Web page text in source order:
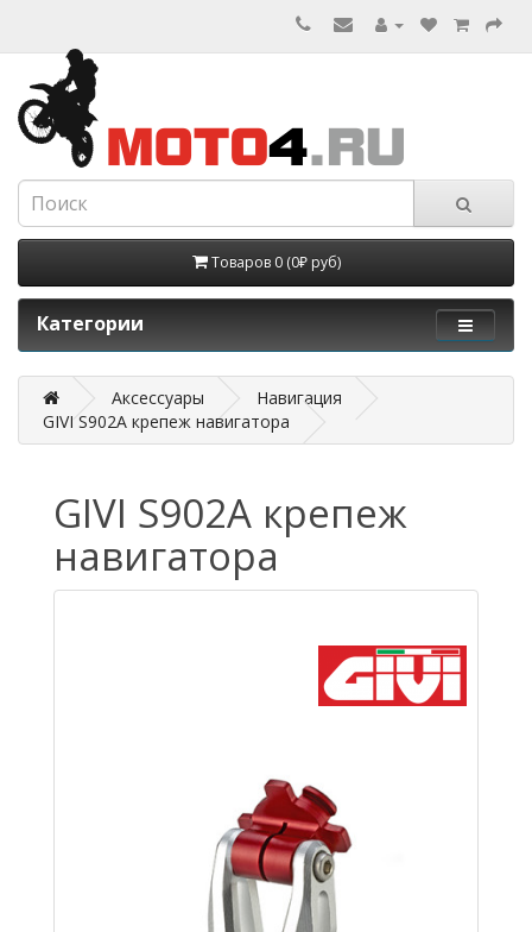
Товаров 0 (0₽ руб)
Категории
Аксессуары
Навигация
GIVI S902A крепеж навигатора
GIVI S902A крепеж
навигатора